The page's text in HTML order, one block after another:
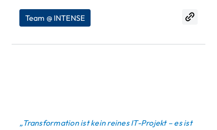
Team @ INTENSE
„Transformation ist kein reines IT-Projekt – es ist